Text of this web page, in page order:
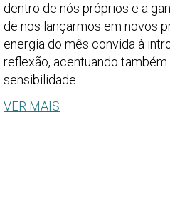
dentro de nós próprios e a
de nos lançarmos em novos
energia do mês convida à
reflexão, acentuando também
sensibilidade.
VER MAIS